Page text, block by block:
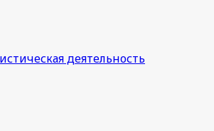
деятельность